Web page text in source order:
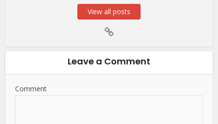
View all posts
Leave a Comment
Comment